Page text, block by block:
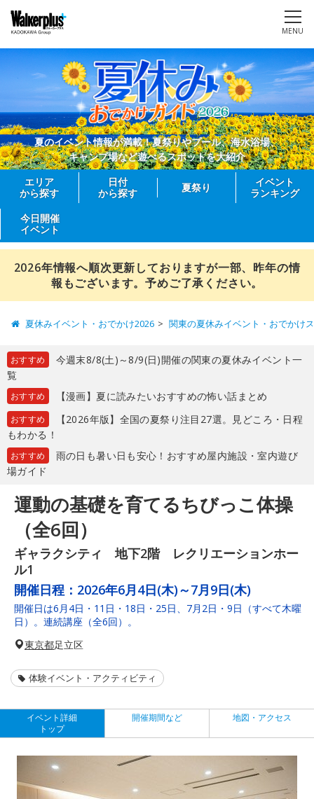
MENU
夏のイベント情報が満載！夏祭りやプール、海水浴場、
キャンプ場など遊べるスポットを大紹介
エリア
から探す
日付
から探す
夏祭り
イベント
ランキング
今日開催
イベント
2026年情報へ順次更新しておりますが一部、昨年の情
報もございます。予めご了承ください。
夏休みイベント・おでかけ2026 関東の夏休みイベント・おでかけ
おすすめ
今週末8/8(土)～8/9(日)開催の関東の夏休みイベント一
覧
おすすめ 【漫画】夏に読みたいおすすめの怖い話まとめ
おすすめ
【2026年版】全国の夏祭り注目27選。見どころ・日程
もわかる！
おすすめ
雨の日も暑い日も安心！おすすめ屋内施設・室内遊び
場ガイド
運動の基礎を育てるちびっこ体操
（全6回）
ギャラクシティ 地下2階 レクリエーションホー
ル1
開催日程： 2026年6月4日(木)～7月9日(木)
開催日は6月4日・11日・18日・25日、7月2日・9日（すべて木曜
日）。連続講座（全6回）。
東京都足立区
体験イベント・アクティビティ
イベント詳細
トップ
開催期間など 地図・アクセス